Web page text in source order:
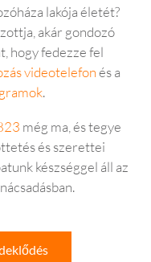
lakója életét?
akár gondozó
hogy fedezze fel
videotelefonés a
.
még ma, és tegye
és szerettei
készséggel áll az